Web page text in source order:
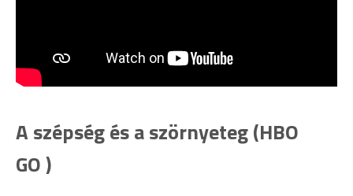
A szépség és a szörnyeteg (HBO
GO )